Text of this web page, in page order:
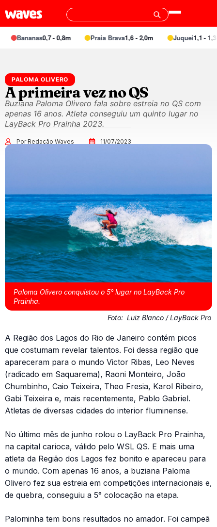
Bananas0,7 - 0,8m Praia Brava1,6 - 2,0m Juquei1,1 - 1,3m
PALOMA OLIVERO
A primeira vez no QS
Buziana Paloma Olivero fala sobre estreia no QS com
apenas 16 anos. Atleta conseguiu um quinto lugar no
LayBack Pro Prainha 2023.
Por Redação Waves 11/07/2023
Paloma Olivero conquistou o 5° lugar no LayBack Pro
Prainha.
Foto: Luiz Blanco / LayBack Pro
A Região dos Lagos do Rio de Janeiro contém picos
que costumam revelar talentos. Foi dessa região que
apareceram para o mundo Victor Ribas, Leo Neves
(radicado em Saquarema), Raoni Monteiro, João
Chumbinho, Caio Teixeira, Theo Fresia, Karol Ribeiro,
Gabi Teixeira e, mais recentemente, Pablo Gabriel.
Atletas de diversas cidades do interior fluminense.
No último mês de junho rolou o LayBack Pro Prainha,
na capital carioca, válido pelo WSL QS. E mais uma
atleta da Região dos Lagos fez bonito e apareceu para
o mundo. Com apenas 16 anos, a buziana Paloma
Olivero fez sua estreia em competições internacionais e,
de quebra, conseguiu a 5° colocação na etapa.
Palominha tem bons resultados no amador. Foi campeã